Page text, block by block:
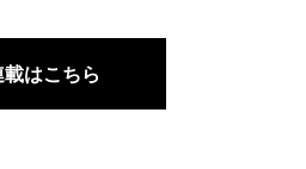
はこちら